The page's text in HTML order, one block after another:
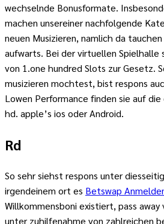
wechselnde Bonusformate.
machen unsereiner nachfolgende
neuen Musizieren, namlich da
aufwarts. Bei der virtuellen Spielhalle
von 1.one hundred Slots zur Gesetz.
musizieren mochtest, bist respons
Lowen Performance finden sie auf
hd. apple’s ios oder Android.
Rd
So sehr siehst respons unter
irgendeinem ort es Betswap
Willkommensboni existiert, pass
unter zuhilfenahme von zahlreichen